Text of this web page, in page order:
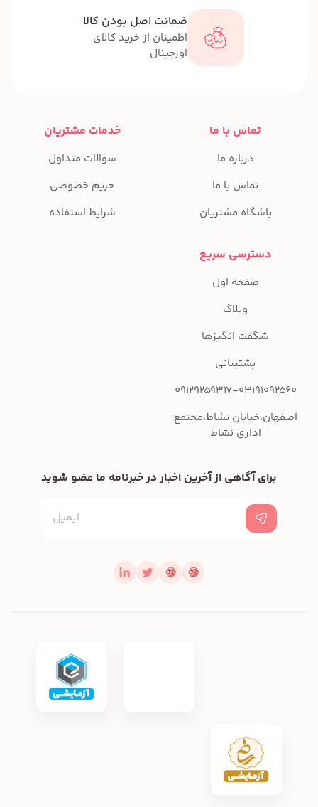
ضمانت اصل بودن کالا
اطمینان از خرید کالای
اورجینال
تماس با ما
درباره ما
تماس با ما
باشگاه مشتریان
خدمات مشتریان
سوالات متداول
حریم خصوصی
شرایط استفاده
دسترسی سریع
صفحه اول
وبلاگ
شگفت انگیزها
پشتیبانی
09129259317-03191092560
اصفهان،خیابان نشاط،مجتمع
اداری نشاط
برای آگاهی از آخرین اخبار در خبرنامه ما عضو شوید